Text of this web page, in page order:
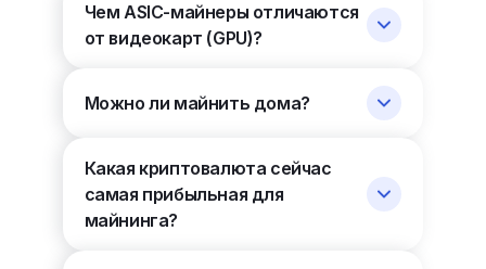
Чем ASIC-майнеры отличаются
от видеокарт (GPU)?
Можно ли майнить дома?
Какая криптовалюта сейчас
самая прибыльная для
майнинга?